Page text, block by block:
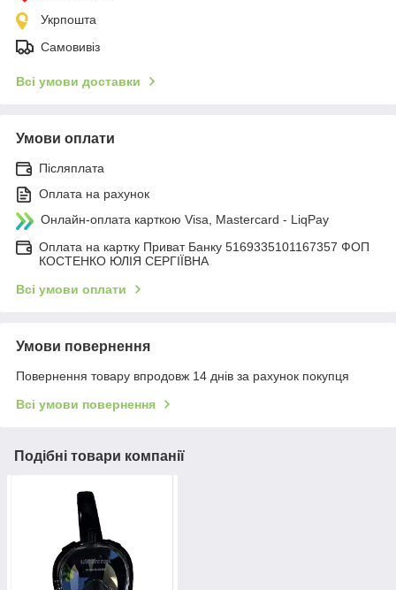
Укрпошта
Самовивіз
Всі умови доставки
Умови оплати
Післяплата
Оплата на рахунок
Онлайн-оплата карткою Visa, Mastercard - LiqPay
Оплата на картку Приват Банку 5169335101167357 ФОП
КОСТЕНКО ЮЛІЯ СЕРГІЇВНА
Всі умови оплати
Умови повернення
Повернення товару впродовж 14 днів за рахунок покупця
Всі умови повернення
Подібні товари компанії